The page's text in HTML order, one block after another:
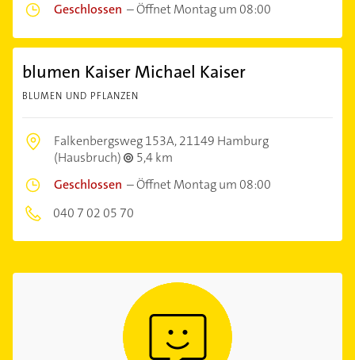
Geschlossen –Öffnet Montag um 08:00
blumen Kaiser Michael Kaiser
BLUMEN UND PFLANZEN
Falkenbergsweg 153A,21149 Hamburg
(Hausbruch)
5,4 km
Geschlossen –Öffnet Montag um 08:00
040 7 02 05 70